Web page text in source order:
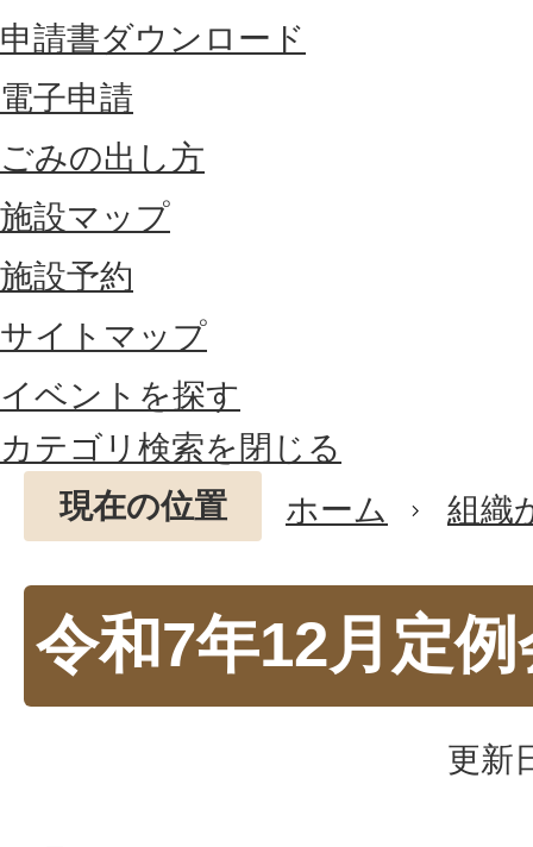
申請書ダウンロード
電子申請
ごみの出し方
施設マップ
施設予約
サイトマップ
イベントを探す
カテゴリ検索を閉じる
現在の位置
ホーム 組織
令和7年12月定例
更新